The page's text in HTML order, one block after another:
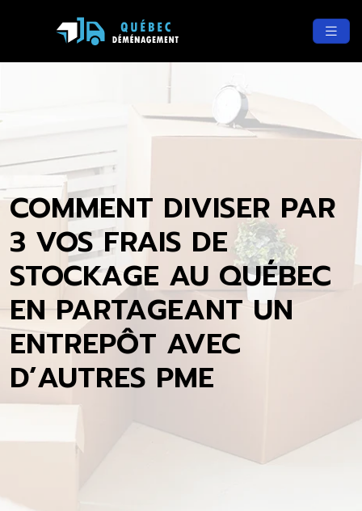
COMMENT DIVISER PAR
3 VOS FRAIS DE
STOCKAGE AU QUÉBEC
EN PARTAGEANT UN
ENTREPÔT AVEC
D’AUTRES PME